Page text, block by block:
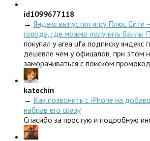
id1099677118
→ Яндекс выпустил игру Плюс Сити
города, где можно получить баллы
покупал у area ufa подписку яндекс
дешевле чем у офицалов, при этом
заморачиваться с поиском
katechin
→ Как позвонить с iPhone на
набрав его сразу
Спасибо за простую и подробную